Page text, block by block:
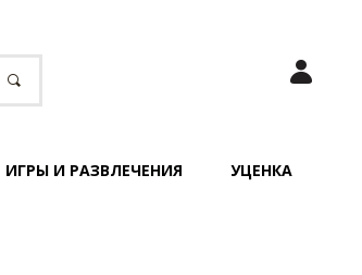
ИГРЫ И РАЗВЛЕЧЕНИЯ УЦЕНКА